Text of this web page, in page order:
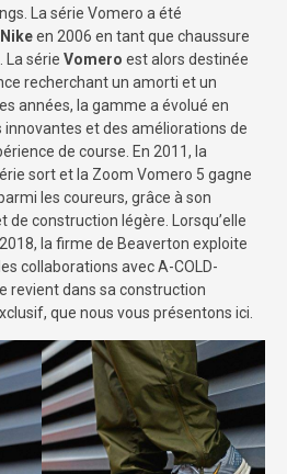
La série Vomero a été
Nikeen 2006 en tant que chaussure
La série Vomero est alors destinée
recherchant un amorti et un
années, la gamme a évolué en
et des améliorations de
de course. En 2011, la
sort et la Zoom Vomero 5 gagne
les coureurs, grâce à son
de construction légère. Lorsqu’elle
la firme de Beaverton exploite
collaborations avec A-COLD-
revient dans sa construction
que nous vous présentons ici.